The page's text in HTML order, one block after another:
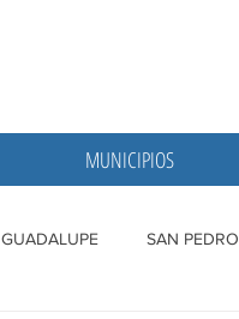
MUNICIPIOS
GUADALUPE SAN PEDRO